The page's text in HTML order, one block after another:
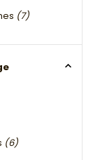
(7)
(6)